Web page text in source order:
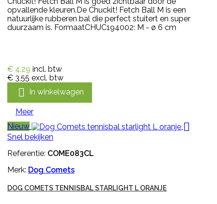
opvallende kleuren.De Chuckit! Fetch Ball M is een
natuurlijke rubberen bal die perfect stuitert en super
duurzaam is. FormaatCHUC194002: M - ø 6 cm
€ 4,29 incl. btw
€ 3,55 excl. btw
 In winkelwagen
Meer
Nieuw

Snel bekijken
Referentie: COME083CL
Merk: Dog Comets
DOG COMETS TENNISBAL STARLIGHT L ORANJE